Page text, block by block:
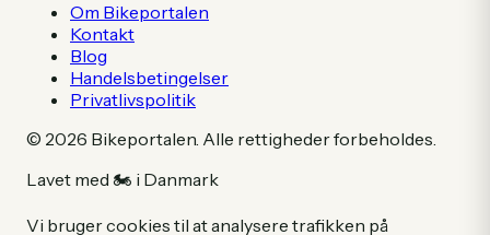
Om Bikeportalen
Kontakt
Blog
Handelsbetingelser
Privatlivspolitik
© 2026 Bikeportalen. Alle rettigheder forbeholdes.
Lavet med 🏍️ i Danmark
Vi bruger cookies til at analysere trafikken på